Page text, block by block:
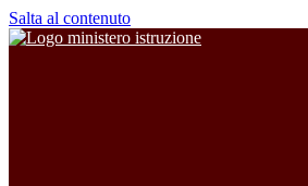
Salta al contenuto